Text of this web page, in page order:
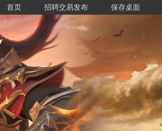
首页 招聘交易发布 保存桌面